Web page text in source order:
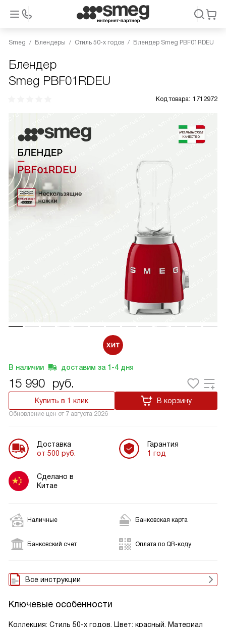
Smeg Блендеры Стиль 50-х годов Блендер Smeg PBF01RDEU
Блендер
Smeg PBF01RDEU
Код товара: 1712972
В наличии доставим за 1-4 дня
15 990 руб.
Купить в 1 клик В корзину
Обновление цен от 7 августа 2026
Доставка
от 500 руб.
Гарантия
1 год
Сделано в
Китае
Наличные Банковская карта
Банковский счет Оплата по QR-коду
Все инструкции
Ключевые особенности
Коллекция: Стиль 50-х годов, Цвет: красный, Материал